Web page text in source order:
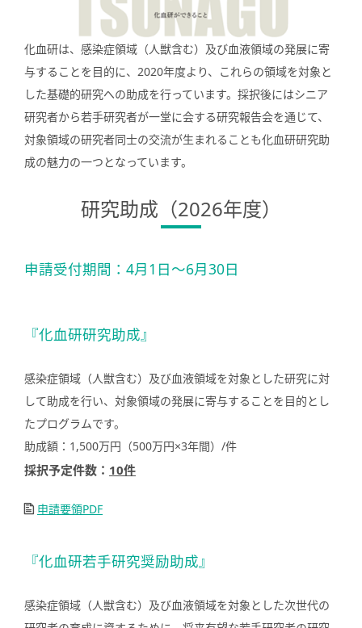
化血研は、感染症領域（人獣含む）及び血液領域の発展に寄
与することを目的に、2020年度より、これらの領域を対象と
した基礎的研究への助成を行っています。採択後にはシニア
研究者から若手研究者が一堂に会する研究報告会を通じて、
対象領域の研究者同士の交流が生まれることも化血研研究助
成の魅力の一つとなっています。
研究助成（2026年度）
申請受付期間：4月1日～6月30日
『化血研研究助成』
感染症領域（人獣含む）及び血液領域を対象とした研究に対
して助成を行い、対象領域の発展に寄与することを目的とし
たプログラムです。
助成額：1,500万円（500万円×3年間）/件
採択予定件数： 10件
申請要領PDF
『化血研若手研究奨励助成』
感染症領域（人獣含む）及び血液領域を対象とした次世代の